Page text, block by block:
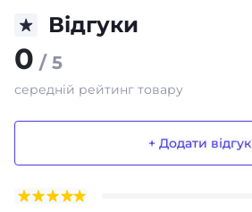
Відгуки
0 / 5
середній рейтинг товару
+ Додати відгук